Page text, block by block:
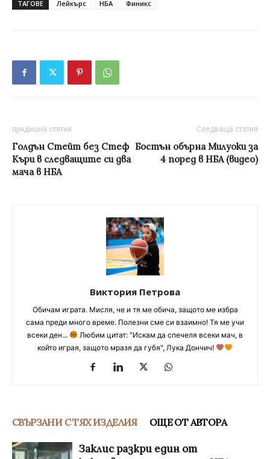
ТАГОВЕ Лейкърс НБА Финикс
предишна статия
Голдън Стейт без Стеф
Къри в следващите си два
мача в НБА
Следваща статия
Бостън обърна Милуоки за
4 поред в НБА (видео)
Виктория Петрова
Обичам играта. Мисля, че и тя ме обича, защото ме избра
сама преди много време. Полезни сме си взаимно! Тя ме учи
всеки ден...
Любим цитат: "Искам да спечеля всеки мач, в
който играя, защото мразя да губя", Лука Дончич!
СВЪРЗАНИ С ТЯХ ИЗДЕЛИЯ ОЩЕ ОТ АВТОРА
Заклис разкри един от